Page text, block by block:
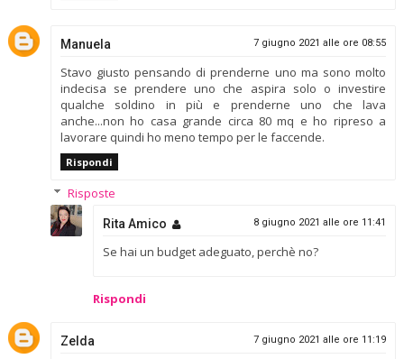
Manuela 7 giugno 2021 alle ore 08:55
Stavo giusto pensando di prenderne uno ma sono molto
indecisa se prendere uno che aspira solo o investire
qualche soldino in più e prenderne uno che lava
anche...non ho casa grande circa 80 mq e ho ripreso a
lavorare quindi ho meno tempo per le faccende.
Rispondi
Risposte
Rita Amico 8 giugno 2021 alle ore 11:41
Se hai un budget adeguato, perchè no?
Rispondi
Zelda 7 giugno 2021 alle ore 11:19